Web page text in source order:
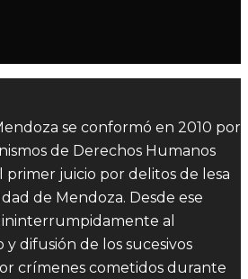
se conformó en 2010 por
de Derechos Humanos
juicio por delitos de lesa
de Mendoza. Desde ese
al
difusión de los sucesivos
crímenes cometidos durante